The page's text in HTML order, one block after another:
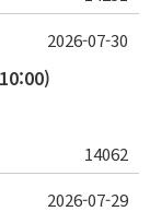
14062
2026-07-30
2026-07-29